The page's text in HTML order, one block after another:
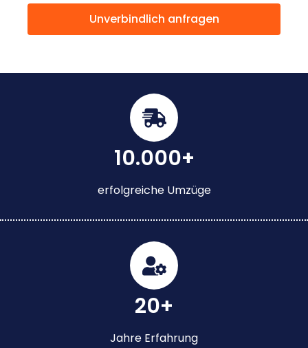
Unverbindlich anfragen
10.000+
erfolgreiche Umzüge
20+
Jahre Erfahrung